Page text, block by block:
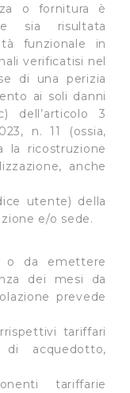
o fornitura è
sia risultata
funzionale in
verificatisi nel
di una perizia
ai soli danni
3
n. 11 (ossia,
la ricostruzione
anche
utente) della
e/o sede.
o da emettere
dei mesi da
prevede
tariffari
acquedotto,
tariffarie